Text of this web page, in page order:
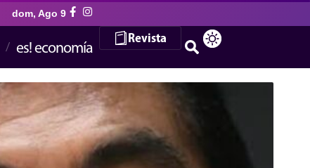
dom, Ago 9
es! economía Revista